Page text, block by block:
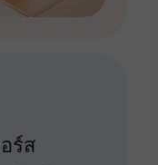
ร์ส